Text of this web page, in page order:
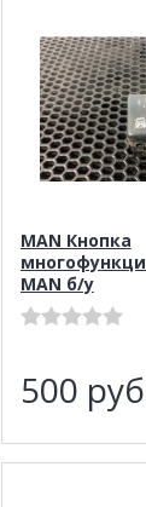
MAN Кнопка
MAN б/у
500